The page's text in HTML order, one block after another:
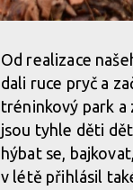
Od realizace
dali ruce pryč a
tréninkový park a
jsou tyhle děti
hýbat se,
v létě přihlásil